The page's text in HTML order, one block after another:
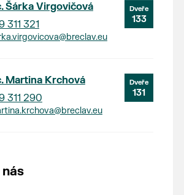
133
Šárka Virgovičová
311 321
131
Martina Krchová
311 290